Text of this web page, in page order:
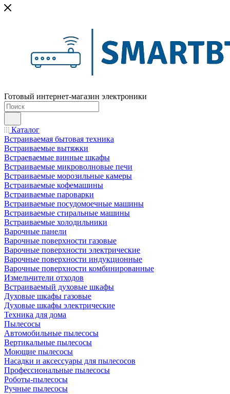
Готовый интернет-магазин электроники
Каталог
Встраиваемая бытовая техника
Встраиваемые вытяжки
Встраеваемые винные шкафы
Встраиваемые микроволновые печи
Встраиваемые морозильные камеры
Встраиваемые кофемашины
Встраиваемые пароварки
Встраиваемые посудомоечные машины
Встраиваемые стиральные машины
Встраиваемые холодильники
Варочные панели
Варочные поверхности газовые
Варочные поверхности электрические
Варочные поверхности индукционные
Варочные поверхности комбинированные
Измельчители отходов
Встраиваемый духовые шкафы
Духовые шкафы газовые
Духовые шкафы электрические
Техника для дома
Пылесосы
Автомобильные пылесосы
Вертикальные пылесосы
Моющие пылесосы
Насадки и аксессуары для пылесосов
Профессиональные пылесосы
Роботы-пылесосы
Ручные пылесосы